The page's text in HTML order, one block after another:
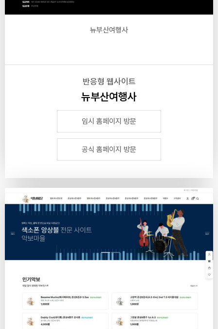
뉴부산여행사
반응형 웹사이트
뉴부산여행사
임시 홈페이지 방문
공식 홈페이지 방문